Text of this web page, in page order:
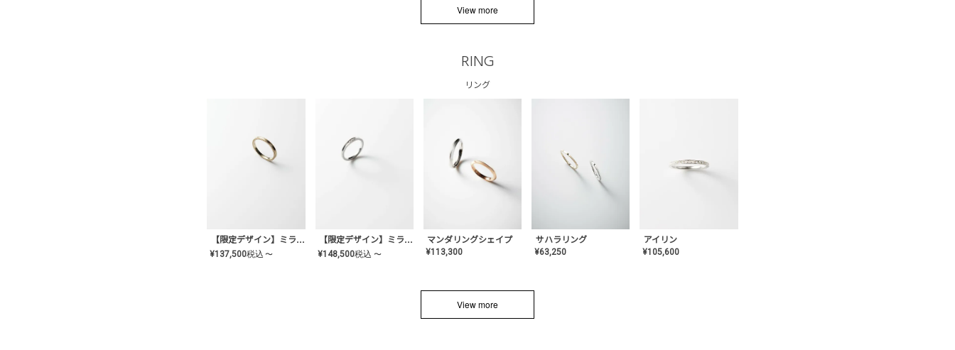
View more
RING
リング
【限定デザイン】ミライ(mill-ai)リング
¥137,500税込 〜
【限定デザイン】ミライ(mill-ai)リング
¥148,500税込 〜
マンダリングシェイプ
¥113,300
サハラリング
¥63,250
アイリン
¥105,600
View more